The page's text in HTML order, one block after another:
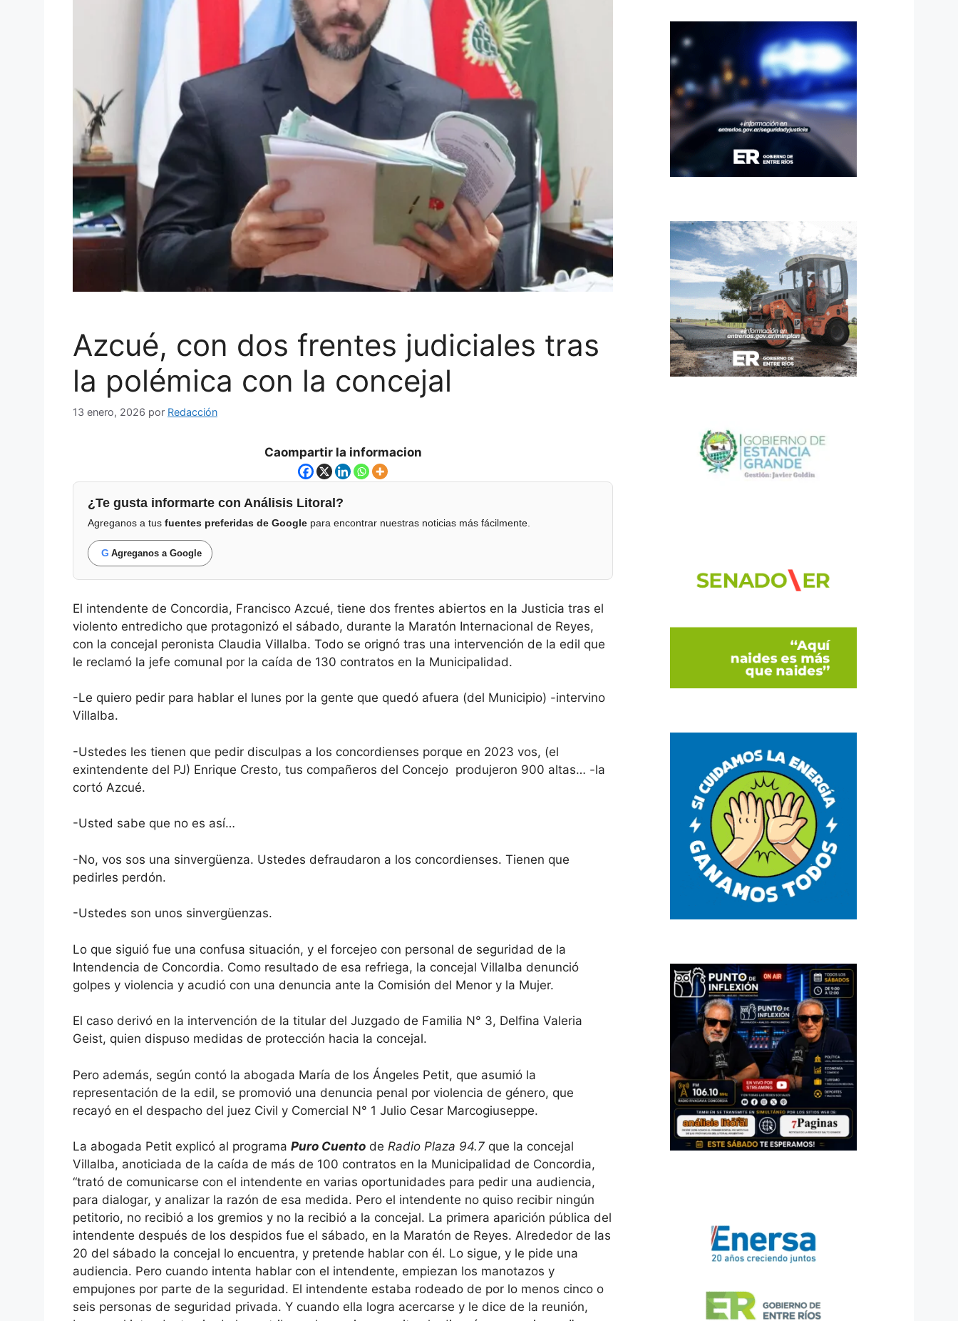
Azcué, con dos frentes judiciales tras
la polémica con la concejal
13 enero, 2026 por Redacción
Caompartir la informacion
¿Te gusta informarte con Análisis Litoral?
Agreganos a tus fuentes preferidas de Google para encontrar nuestras noticias más fácilmente.
G Agreganos a Google
El intendente de Concordia, Francisco Azcué, tiene dos frentes abiertos en la Justicia tras el
violento entredicho que protagonizó el sábado, durante la Maratón Internacional de Reyes,
con la concejal peronista Claudia Villalba. Todo se orignó tras una intervención de la edil que
le reclamó la jefe comunal por la caída de 130 contratos en la Municipalidad.
-Le quiero pedir para hablar el lunes por la gente que quedó afuera (del Municipio) -intervino
Villalba.
-Ustedes les tienen que pedir disculpas a los concordienses porque en 2023 vos, (el
exintendente del PJ) Enrique Cresto, tus compañeros del Concejo produjeron 900 altas… -la
cortó Azcué.
-Usted sabe que no es así…
-No, vos sos una sinvergüenza. Ustedes defraudaron a los concordienses. Tienen que
pedirles perdón.
-Ustedes son unos sinvergüenzas.
Lo que siguió fue una confusa situación, y el forcejeo con personal de seguridad de la
Intendencia de Concordia. Como resultado de esa refriega, la concejal Villalba denunció
golpes y violencia y acudió con una denuncia ante la Comisión del Menor y la Mujer.
El caso derivó en la intervención de la titular del Juzgado de Familia N° 3, Delfina Valeria
Geist, quien dispuso medidas de protección hacia la concejal.
Pero además, según contó la abogada María de los Ángeles Petit, que asumió la
representación de la edil, se promovió una denuncia penal por violencia de género, que
recayó en el despacho del juez Civil y Comercial N° 1 Julio Cesar Marcogiuseppe.
La abogada Petit explicó al programa Puro Cuento de Radio Plaza 94.7 que la concejal
Villalba, anoticiada de la caída de más de 100 contratos en la Municipalidad de Concordia,
“trató de comunicarse con el intendente en varias oportunidades para pedir una audiencia,
para dialogar, y analizar la razón de esa medida. Pero el intendente no quiso recibir ningún
petitorio, no recibió a los gremios y no la recibió a la concejal. La primera aparición pública del
intendente después de los despidos fue el sábado, en la Maratón de Reyes. Alrededor de las
20 del sábado la concejal lo encuentra, y pretende hablar con él. Lo sigue, y le pide una
audiencia. Pero cuando intenta hablar con el intendente, empiezan los manotazos y
empujones por parte de la seguridad. El intendente estaba rodeado de por lo menos cinco o
seis personas de seguridad privada. Y cuando ella logra acercarse y le dice de la reunión,